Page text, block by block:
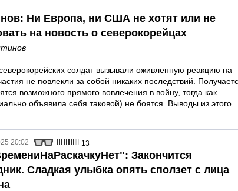
Ни Европа, ни США не хотят или не
на новость о северокорейцах
солдат вызывали оживленную реакцию на
не повлекли за собой никаких последствий.
возможного прямого вовлечения в войну, тогда как
объявила себя таковой) не боятся. Выводы из этого
20:02 13
Закончится
Сладкая улыбка опять сползет с лица